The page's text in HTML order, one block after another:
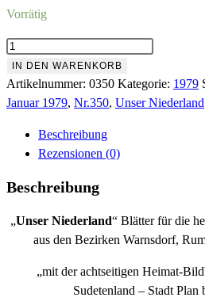
Vorrätig
Nr.350
Januar
1979
Menge
IN DEN WARENKORB
Artikelnummer: 0350 Kategorie: 1979
Januar 1979, Nr.350, Unser Niederland
Beschreibung
Rezensionen (0)
Beschreibung
„Unser Niederland“ Blätter für die
aus den Bezirken Warnsdorf,
„mit der achtseitigen Heimat-
Sudetenland – Stadt Plan